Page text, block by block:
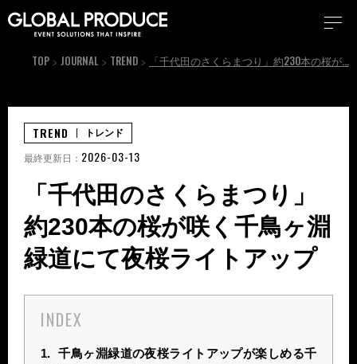
TOP JOURNAL TREND 「千代田のさくらまつり」約230本の桜が咲く千鳥ヶ淵緑道にて夜桜ライトアップ
「千代田のさくらまつり」
約230本の桜が咲く千鳥ヶ淵
緑道にて夜桜ライトアップ
INDEX
1. 千鳥ヶ淵緑道の夜桜ライトアップが楽しめる千
TREND トレンド
最終更新日： 2026-03-13